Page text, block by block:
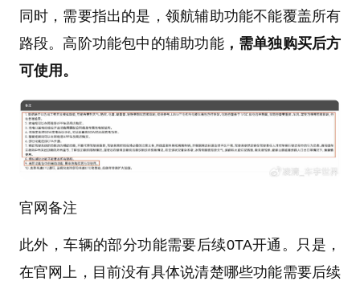
同时，需要指出的是，领航辅助功能不能覆盖所有
路段。高阶功能包中的辅助功能，需单独购买后方
可使用。
官网备注
此外，车辆的部分功能需要后续0TA开通。只是，
在官网上，目前没有具体说清楚哪些功能需要后续